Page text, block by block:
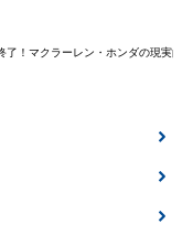
！マクラーレン・ホンダの現実的